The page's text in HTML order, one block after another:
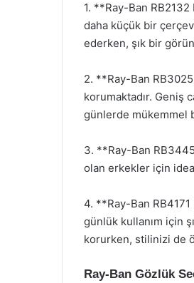
1. **Ray-Ban
daha küçük bir
ederken, şık bir
2. **Ray-Ban
korumaktadır. Geniş
günlerde mükemmel
3. **Ray-Ban
olan erkekler için
4. **Ray-Ban
günlük kullanım için
korurken, stilinizi de
Ray-Ban Gözlük